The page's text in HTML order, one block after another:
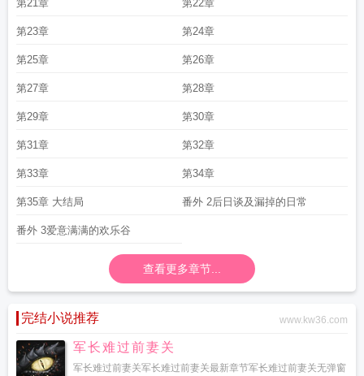
第21章 第22章
第23章 第24章
第25章 第26章
第27章 第28章
第29章 第30章
第31章 第32章
第33章 第34章
第35章 大结局 番外 2后日谈及漏掉的日常
番外 3爱意满满的欢乐谷
查看更多章节...
完结小说推荐 www.kw36.com
军长难过前妻关
军长难过前妻关军长难过前妻关最新章节军长难过前妻关无弹窗